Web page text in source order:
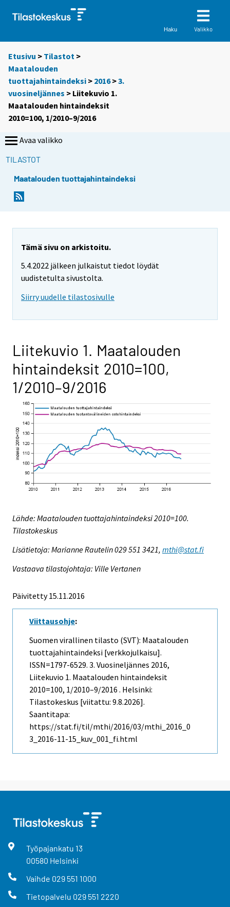
Haku Valikko
Etusivu > Tilastot >
Maatalouden
tuottajahintaindeksi > 2016>3.
vuosineljännes > Liitekuvio 1.
Maatalouden hintaindeksit
2010=100, 1/2010–9/2016
Avaa valikko
TILASTOT
Maatalouden tuottajahintaindeksi
Tämä sivu on arkistoitu.
5.4.2022 jälkeen julkaistut tiedot löydät
uudistetulta sivustolta.
Siirry uudelle tilastosivulle
Liitekuvio 1. Maatalouden
hintaindeksit 2010=100,
1/2010–9/2016
Lähde: Maatalouden tuottajahintaindeksi 2010=100.
Tilastokeskus
Lisätietoja: Marianne Rautelin 029 551 3421, mthi@stat.fi
Vastaava tilastojohtaja: Ville Vertanen
Päivitetty 15.11.2016
Viittausohje:
Suomen virallinen tilasto (SVT): Maatalouden
tuottajahintaindeksi [verkkojulkaisu].
ISSN=1797-6529. 3. Vuosineljännes 2016,
Liitekuvio 1. Maatalouden hintaindeksit
2010=100, 1/2010–9/2016 . Helsinki:
Tilastokeskus [viitattu: 9.8.2026].
Saantitapa:
https://stat.fi/til/mthi/2016/03/mthi_2016_0
3_2016-11-15_kuv_001_fi.html
Työpajankatu 13
00580 Helsinki
Vaihde 029 551 1000
Tietopalvelu 029 551 2220